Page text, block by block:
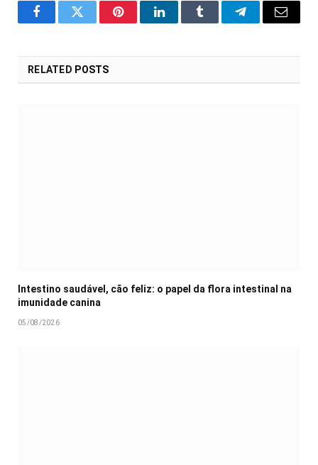
FacebookTwitter PinterestLinkedInTumblr TelegramEmail
RELATED POSTS
Intestino saudável, cão feliz: o papel da flora intestinal na
imunidade canina
05/08/2026